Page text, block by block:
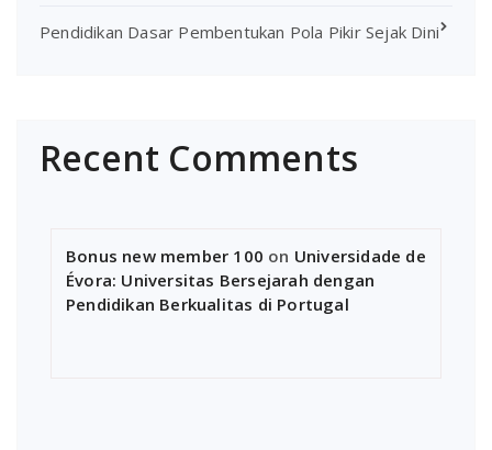
Pendidikan Dasar Pembentukan Pola Pikir Sejak Dini
Recent Comments
Bonus new member 100 on Universidade de
Évora: Universitas Bersejarah dengan
Pendidikan Berkualitas di Portugal